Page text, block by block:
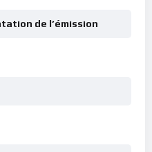
de l’émission